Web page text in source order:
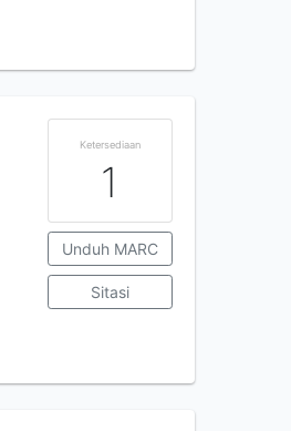
Ketersediaan
1
Unduh MARC
Sitasi